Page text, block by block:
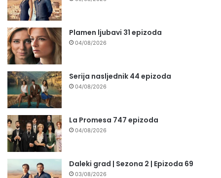
Plamen ljubavi 31 epizoda
04/08/2026
Serija nasljednik 44 epizoda
04/08/2026
La Promesa 747 epizoda
04/08/2026
Daleki grad | Sezona 2 | Epizoda 69
03/08/2026